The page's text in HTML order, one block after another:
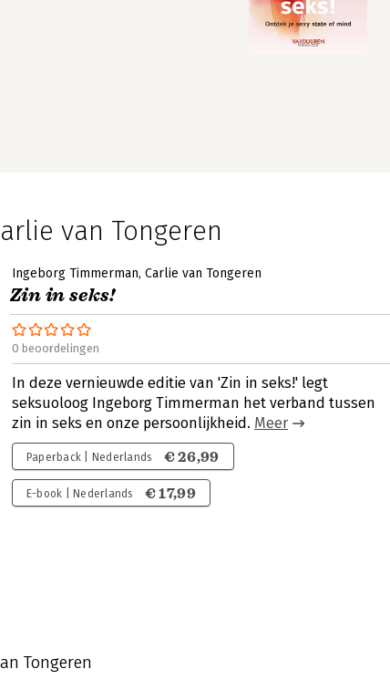
van Tongeren
Ingeborg Timmerman Carlie van Tongeren
Zin in seks!
0 beoordelingen
In deze vernieuwde editie van 'Zin in seks!' legt
seksuoloog Ingeborg Timmerman het verband tussen
zin in seks en onze persoonlijkheid. Meer
Paperback | Nederlands € 26,99
E-book | Nederlands € 17,99
Tongeren